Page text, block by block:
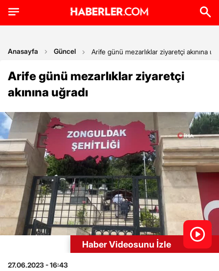
Anasayfa Güncel Arife günü mezarlıklar ziyaretçi akınına
Arife günü mezarlıklar ziyaretçi
akınına uğradı
Haber Videosunu İzle
27.06.2023 - 16:43